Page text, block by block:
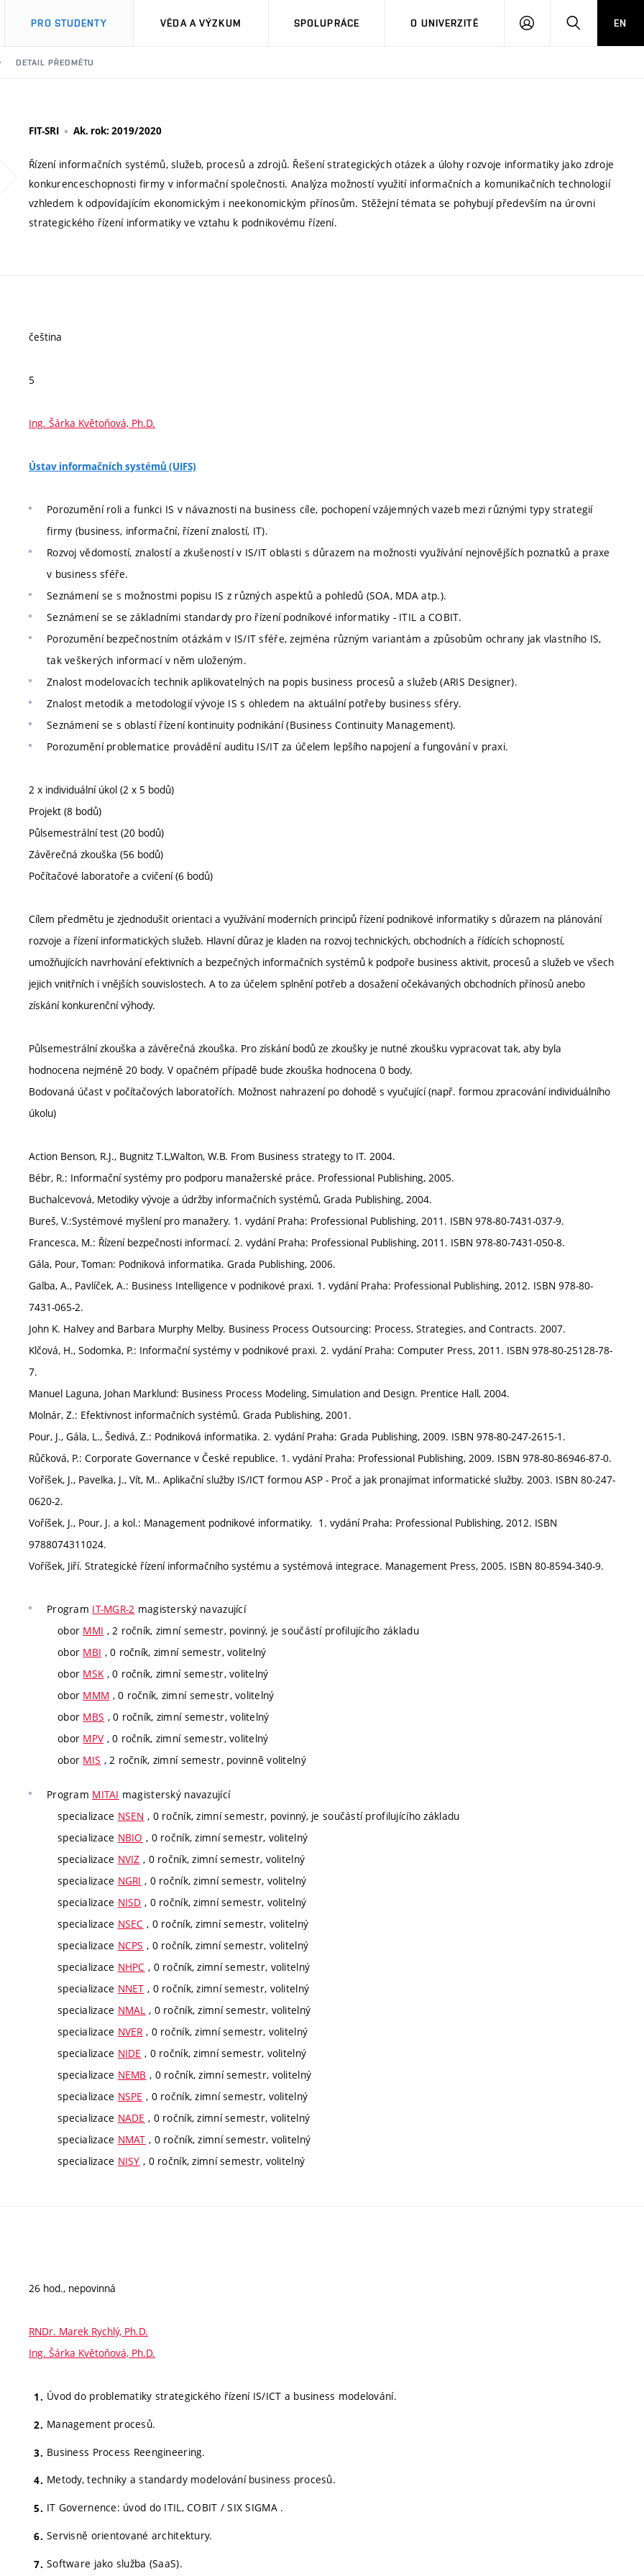
PRO STUDENTY VĚDA A VÝZKUM SPOLUPRÁCE O UNIVERZITĚ
PŘIHLÁSIT HLEDATEN
DETAIL PŘEDMĚTU
FIT-SRI Ak. rok: 2019/2020
Řízení informačních systémů, služeb, procesů a zdrojů. Řešení strategických otázek a úlohy rozvoje informatiky jako zdroje
konkurenceschopnosti firmy v informační společnosti. Analýza možností využití informačních a komunikačních technologií
vzhledem k odpovídajícím ekonomickým i neekonomickým přínosům. Stěžejní témata se pohybují především na úrovni
strategického řízení informatiky ve vztahu k podnikovému řízení.
čeština
5
Ing. Šárka Květoňová, Ph.D.
Ústav informačních systémů (UIFS)
Porozumění roli a funkci IS v návaznosti na business cíle, pochopení vzájemných vazeb mezi různými typy strategií
firmy (business, informační, řízení znalostí, IT).
Rozvoj vědomostí, znalostí a zkušeností v IS/IT oblasti s důrazem na možnosti využívání nejnovějších poznatků a praxe
v business sféře.
Seznámení se s možnostmi popisu IS z různých aspektů a pohledů (SOA, MDA atp.).
Seznámení se se základními standardy pro řízení podníkové informatiky - ITIL a COBIT.
Porozumění bezpečnostním otázkám v IS/IT sféře, zejména různým variantám a způsobům ochrany jak vlastního IS,
tak veškerých informací v něm uloženým.
Znalost modelovacích technik aplikovatelných na popis business procesů a služeb (ARIS Designer).
Znalost metodik a metodologií vývoje IS s ohledem na aktuální potřeby business sféry.
Seznámení se s oblastí řízení kontinuity podnikání (Business Continuity Management).
Porozumění problematice provádění auditu IS/IT za účelem lepšího napojení a fungování v praxi.
2 x individuální úkol (2 x 5 bodů)
Projekt (8 bodů)
Půlsemestrální test (20 bodů)
Závěrečná zkouška (56 bodů)
Počítačové laboratoře a cvičení (6 bodů)
Cílem předmětu je zjednodušit orientaci a využívání moderních principů řízení podnikové informatiky s důrazem na plánování
rozvoje a řízení informatických služeb. Hlavní důraz je kladen na rozvoj technických, obchodních a řídících schopností,
umožňujících navrhování efektivních a bezpečných informačních systémů k podpoře business aktivit, procesů a služeb ve všech
jejich vnitřních i vnějších souvislostech. A to za účelem splnění potřeb a dosažení očekávaných obchodních přínosů anebo
získání konkurenční výhody.
Půlsemestrální zkouška a závěrečná zkouška. Pro získání bodů ze zkoušky je nutné zkoušku vypracovat tak, aby byla
hodnocena nejméně 20 body. V opačném případě bude zkouška hodnocena 0 body.
Bodovaná účast v počítačových laboratořích. Možnost nahrazení po dohodě s vyučující (např. formou zpracování individuálního
úkolu)
Action Benson, R.J., Bugnitz T.L,Walton, W.B. From Business strategy to IT. 2004.
Bébr, R.: Informační systémy pro podporu manažerské práce. Professional Publishing, 2005.
Buchalcevová, Metodiky vývoje a údržby informačních systémů, Grada Publishing, 2004.
Bureš, V.:Systémové myšlení pro manažery. 1. vydání Praha: Professional Publishing, 2011. ISBN 978-80-7431-037-9.
Francesca, M.: Řízení bezpečnosti informací. 2. vydání Praha: Professional Publishing, 2011. ISBN 978-80-7431-050-8.
Gála, Pour, Toman: Podniková informatika. Grada Publishing, 2006.
Galba, A., Pavlíček, A.: Business Intelligence v podnikové praxi. 1. vydání Praha: Professional Publishing, 2012. ISBN 978-80-
7431-065-2.
John K. Halvey and Barbara Murphy Melby. Business Process Outsourcing: Process, Strategies, and Contracts. 2007.
Klčová, H., Sodomka, P.: Informační systémy v podnikové praxi. 2. vydání Praha: Computer Press, 2011. ISBN 978-80-25128-78-
7.
Manuel Laguna, Johan Marklund: Business Process Modeling, Simulation and Design. Prentice Hall, 2004.
Molnár, Z.: Efektivnost informačních systémů. Grada Publishing, 2001.
Pour, J., Gála, L., Šedivá, Z.: Podniková informatika. 2. vydání Praha: Grada Publishing, 2009. ISBN 978-80-247-2615-1.
Růčková, P.: Corporate Governance v České republice. 1. vydání Praha: Professional Publishing, 2009. ISBN 978-80-86946-87-0.
Voříšek, J., Pavelka, J., Vít, M.. Aplikační služby IS/ICT formou ASP - Proč a jak pronajímat informatické služby. 2003. ISBN 80-247-
0620-2.
Voříšek, J., Pour, J. a kol.: Management podnikové informatiky. 1. vydání Praha: Professional Publishing, 2012. ISBN
9788074311024.
Voříšek, Jiří. Strategické řízení informačního systému a systémová integrace. Management Press, 2005. ISBN 80-8594-340-9.
Program IT-MGR-2 magisterský navazující
obor MMI , 2 ročník, zimní semestr, povinný, je součástí profilujícího základu
obor MBI , 0 ročník, zimní semestr, volitelný
obor MSK, 0 ročník, zimní semestr, volitelný
obor MMM , 0 ročník, zimní semestr, volitelný
obor MBS , 0 ročník, zimní semestr, volitelný
obor MPV , 0 ročník, zimní semestr, volitelný
obor MIS , 2 ročník, zimní semestr, povinně volitelný
Program MITAI magisterský navazující
specializace NSEN , 0 ročník, zimní semestr, povinný, je součástí profilujícího základu
specializace NBIO , 0 ročník, zimní semestr, volitelný
specializace NVIZ , 0 ročník, zimní semestr, volitelný
specializace NGRI , 0 ročník, zimní semestr, volitelný
specializace NISD , 0 ročník, zimní semestr, volitelný
specializace NSEC , 0 ročník, zimní semestr, volitelný
specializace NCPS , 0 ročník, zimní semestr, volitelný
specializace NHPC , 0 ročník, zimní semestr, volitelný
specializace NNET , 0 ročník, zimní semestr, volitelný
specializace NMAL , 0 ročník, zimní semestr, volitelný
specializace NVER , 0 ročník, zimní semestr, volitelný
specializace NIDE , 0 ročník, zimní semestr, volitelný
specializace NEMB , 0 ročník, zimní semestr, volitelný
specializace NSPE , 0 ročník, zimní semestr, volitelný
specializace NADE , 0 ročník, zimní semestr, volitelný
specializace NMAT , 0 ročník, zimní semestr, volitelný
specializace NISY , 0 ročník, zimní semestr, volitelný
26 hod., nepovinná
RNDr. Marek Rychlý, Ph.D.
Ing. Šárka Květoňová, Ph.D.
Úvod do problematiky strategického řízení IS/ICT a business modelování.
Management procesů.
Business Process Reengineering.
Metody, techniky a standardy modelování business procesů.
IT Governence: úvod do ITIL, COBIT / SIX SIGMA .
Servisně orientované architektury.
Software jako služba (SaaS).